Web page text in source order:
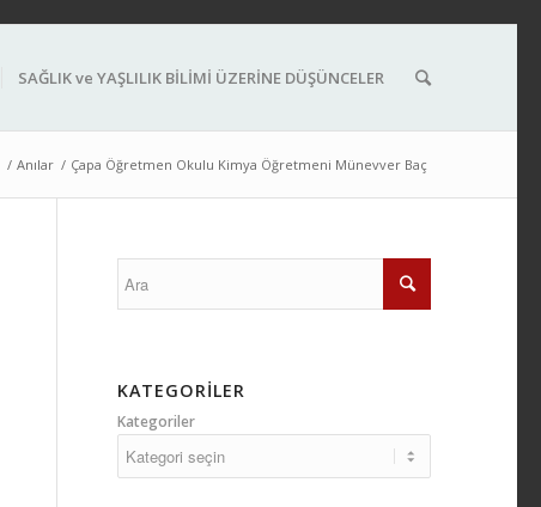
SAĞLIK ve YAŞLILIK BİLİMİ ÜZERİNE DÜŞÜNCELER
/ Anılar / Çapa Öğretmen Okulu Kimya Öğretmeni Münevver Baç
KATEGORILER
Kategoriler